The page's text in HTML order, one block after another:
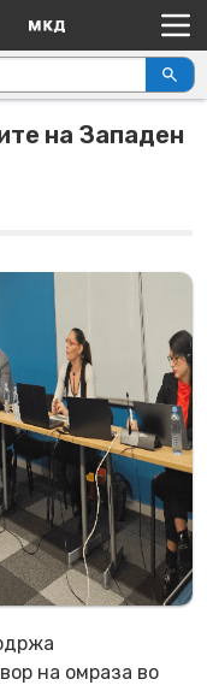
Navigation
на Западен
на омраза во